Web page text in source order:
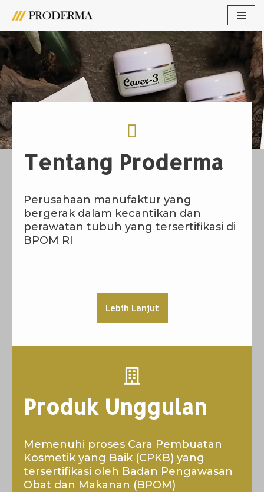
Lompat
konten
Tentang Proderma
Perusahaan manufaktur yang
bergerak dalam kecantikan dan
perawatan tubuh yang tersertifikasi di
BPOM RI
Lebih Lanjut
Produk Unggulan
Memenuhi proses Cara Pembuatan
Kosmetik yang Baik (CPKB) yang
tersertifikasi oleh Badan Pengawasan
Obat dan Makanan (BPOM)